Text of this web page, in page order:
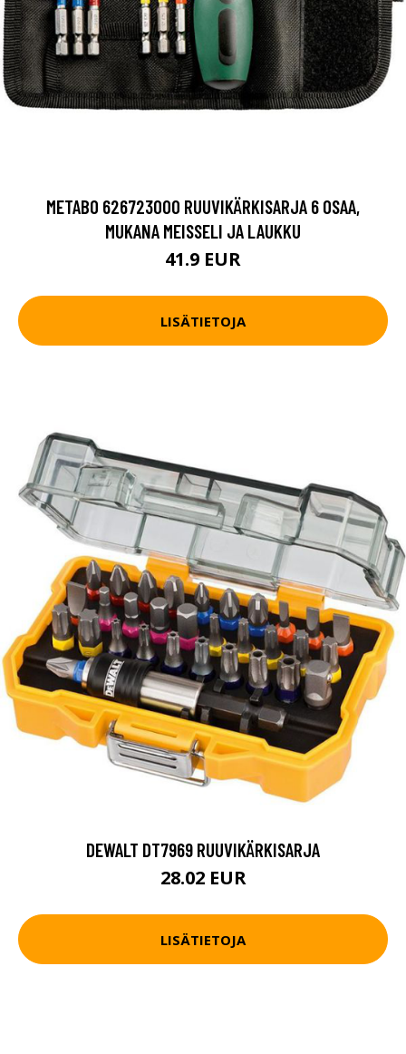
METABO 626723000 RUUVIKÄRKISARJA 6 OSAA,
MUKANA MEISSELI JA LAUKKU
41.9 EUR
LISÄTIETOJA
DEWALT DT7969 RUUVIKÄRKISARJA
28.02 EUR
LISÄTIETOJA